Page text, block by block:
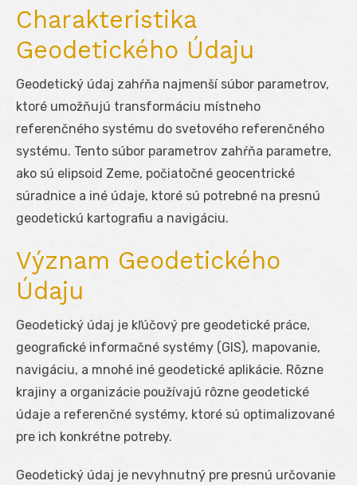
Charakteristika
Geodetického Údaju
Geodetický údaj zahŕňa najmenší súbor parametrov,
ktoré umožňujú transformáciu místneho
referenčného systému do svetového referenčného
systému. Tento súbor parametrov zahŕňa parametre,
ako sú elipsoid Zeme, počiatočné geocentrické
súradnice a iné údaje, ktoré sú potrebné na presnú
geodetickú kartografiu a navigáciu.
Význam Geodetického
Údaju
Geodetický údaj je kľúčový pre geodetické práce,
geografické informačné systémy (GIS), mapovanie,
navigáciu, a mnohé iné geodetické aplikácie. Rôzne
krajiny a organizácie používajú rôzne geodetické
údaje a referenčné systémy, ktoré sú optimalizované
pre ich konkrétne potreby.
Geodetický údaj je nevyhnutný pre presnú určovanie